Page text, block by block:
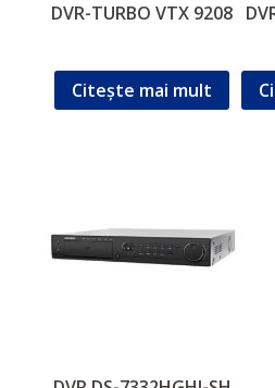
DVR-TURBO VTX 9208
Citește mai mult